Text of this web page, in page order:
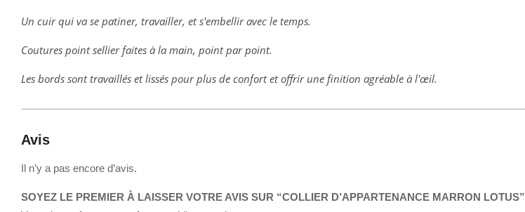
Un cuir qui va se patiner, travailler, et s'embellir avec le temps.
Coutures point sellier faites à la main, point par point.
Les bords sont travaillés et lissés pour plus de confort et offrir une finition agréable à l'œil.
Avis
Il n’y a pas encore d’avis.
SOYEZ LE PREMIER À LAISSER VOTRE AVIS SUR “COLLIER D’APPARTENANCE MARRON LOTUS”